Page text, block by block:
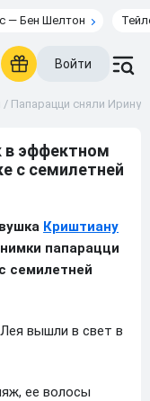
— Бен Шелтон
Войти
/ Папарацци сняли Ирину
в эффектном
с семилетней
Криштиану
папарацци
семилетней
вышли в свет в
ее волосы